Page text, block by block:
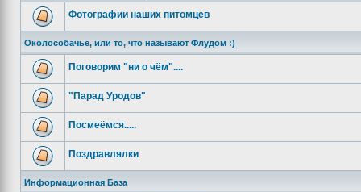
Фотографии наших питомцев
Околособачье, или то, что называют Флудом :)
Поговорим "ни о чём"....
"Парад Уродов"
Посмеёмся.....
Поздравлялки
Информационная База